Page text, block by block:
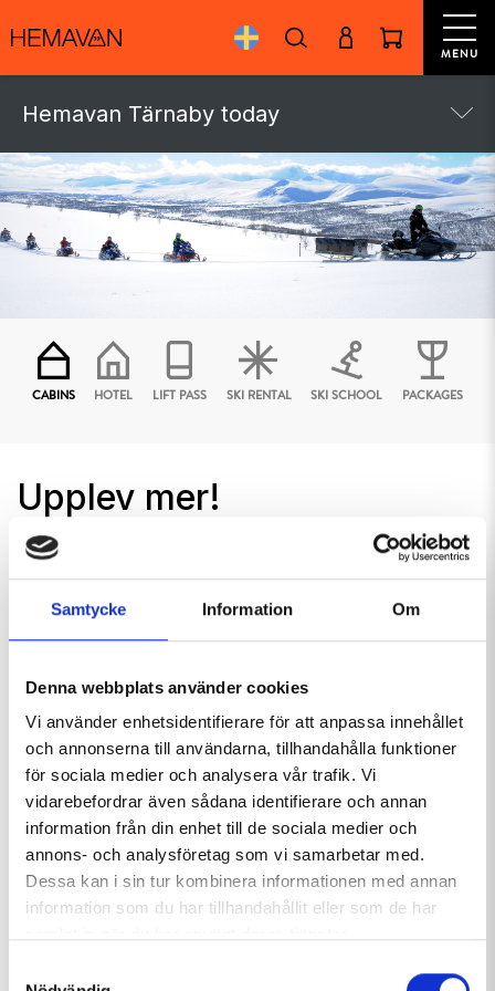
Samtycke Information Om
Denna webbplats använder cookies
Vi använder enhetsidentifierare för att anpassa innehållet
och annonserna till användarna, tillhandahålla funktioner
för sociala medier och analysera vår trafik. Vi
vidarebefordrar även sådana identifierare och annan
information från din enhet till de sociala medier och
annons- och analysföretag som vi samarbetar med.
Dessa kan i sin tur kombinera informationen med annan
information som du har tillhandahållit eller som de har
MENU
Hemavan Tärnaby today
CABINS HOTEL LIFT PASS SKI RENTAL SKI SCHOOL PACKAGES
Upplev mer!
winter favourite activity!
READ THE PROGRAMME HERE
Read more in Magasin
Hemavan Tärnaby: